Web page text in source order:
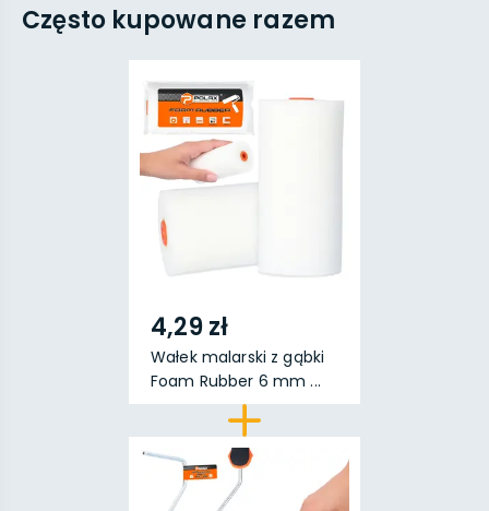
Często kupowane razem
4,29 zł
Wałek malarski z gąbki
Foam Rubber 6 mm ...